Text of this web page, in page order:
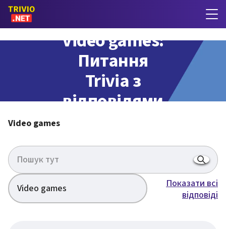
Video games:
Питання
Trivia з
відповідями
Video games
Video games
Показати всі
відповіді